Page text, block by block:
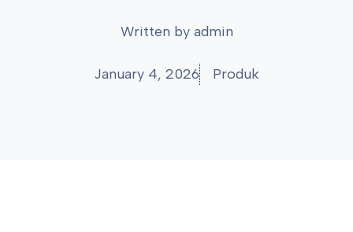
Written by admin
January 4, 2026 Produk